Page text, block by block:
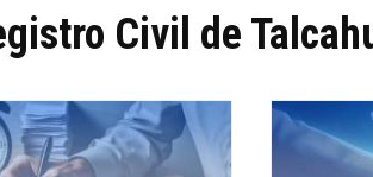
Civil de